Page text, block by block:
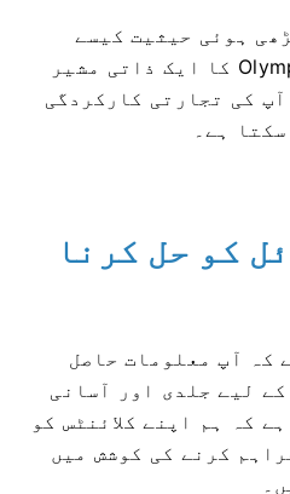
ہوئی حیثیت کیسے
حاصل کرتے ہیں، Olymptrade کا ایک ذاتی مشیر
کی تجارتی کارکردگی
ہے۔
کو حل کرنا
کہ آپ معلومات حاصل
لیے جلدی اور آسانی
کہ ہم اپنے کلائنٹس کو
کرنے کی کوشش میں